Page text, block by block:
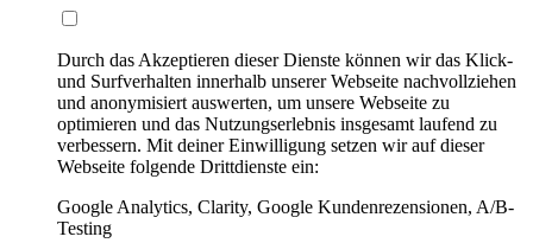
Durch das Akzeptieren dieser Dienste können wir das Klick-
und Surfverhalten innerhalb unserer Webseite nachvollziehen
und anonymisiert auswerten, um unsere Webseite zu
optimieren und das Nutzungserlebnis insgesamt laufend zu
verbessern. Mit deiner Einwilligung setzen wir auf dieser
Webseite folgende Drittdienste ein:
Google Analytics, Clarity, Google Kundenrezensionen, A/B-
Testing